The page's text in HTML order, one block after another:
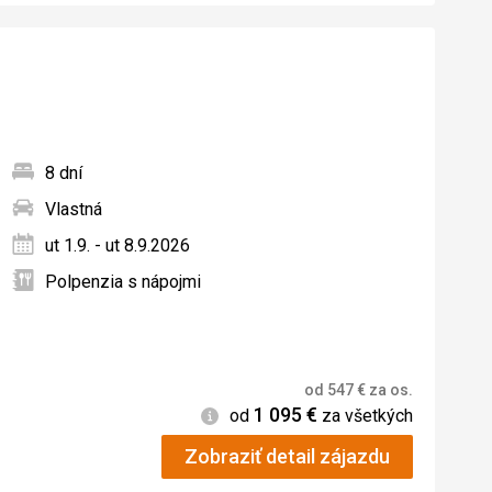
8 dní
Vlastná
ut 1.9. - ut 8.9.2026
Polpenzia s nápojmi
od 547€ za os.
Informácie
od 1 095€ za všetkých
Zobraziť detail zájazdu